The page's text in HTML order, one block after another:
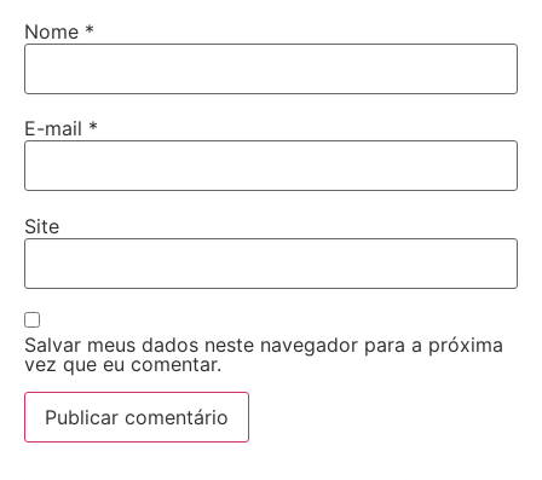
Nome *
E-mail *
Site
Salvar meus dados neste navegador para a próxima
vez que eu comentar.